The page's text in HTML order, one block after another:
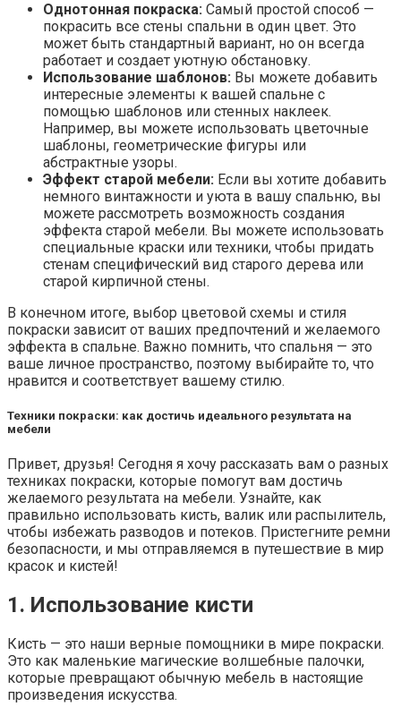
Однотонная покраска: Самый простой способ —
покрасить все стены спальни в один цвет. Это
может быть стандартный вариант, но он всегда
работает и создает уютную обстановку.
Использование шаблонов: Вы можете добавить
интересные элементы к вашей спальне с
помощью шаблонов или стенных наклеек.
Например, вы можете использовать цветочные
шаблоны, геометрические фигуры или
абстрактные узоры.
Эффект старой мебели: Если вы хотите добавить
немного винтажности и уюта в вашу спальню, вы
можете рассмотреть возможность создания
эффекта старой мебели. Вы можете использовать
специальные краски или техники, чтобы придать
стенам специфический вид старого дерева или
старой кирпичной стены.
В конечном итоге, выбор цветовой схемы и стиля
покраски зависит от ваших предпочтений и желаемого
эффекта в спальне. Важно помнить, что спальня — это
ваше личное пространство, поэтому выбирайте то, что
нравится и соответствует вашему стилю.
Техники покраски: как достичь идеального результата на
мебели
Привет, друзья! Сегодня я хочу рассказать вам о разных
техниках покраски, которые помогут вам достичь
желаемого результата на мебели. Узнайте, как
правильно использовать кисть, валик или распылитель,
чтобы избежать разводов и потеков. Пристегните ремни
безопасности, и мы отправляемся в путешествие в мир
красок и кистей!
1. Использование кисти
Кисть — это наши верные помощники в мире покраски.
Это как маленькие магические волшебные палочки,
которые превращают обычную мебель в настоящие
произведения искусства.